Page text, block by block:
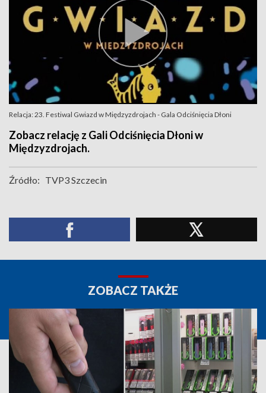
Relacja: 23. Festiwal Gwiazd w Międzyzdrojach - Gala Odciśnięcia Dłoni
Zobacz relację z Gali Odciśnięcia Dłoni w
Międzyzdrojach.
Źródło: TVP3 Szczecin
ZOBACZ TAKŻE